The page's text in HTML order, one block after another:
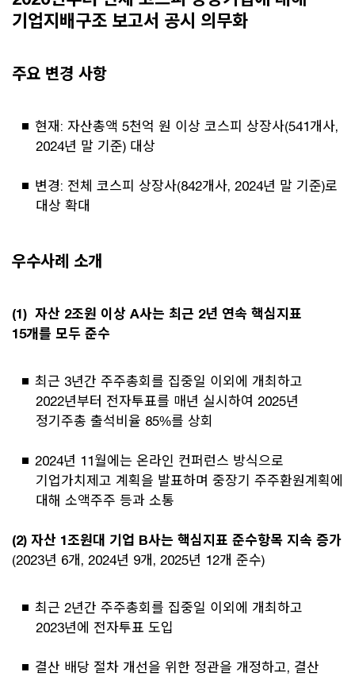
기업지배구조 보고서 공시 의무화
주요 변경 사항
현재: 자산총액 5천억 원 이상 코스피 상장사(541개사,
2024년 말 기준) 대상
변경: 전체 코스피 상장사(842개사, 2024년 말 기준)로
대상 확대
우수사례 소개
(1) 자산 2조원 이상 A사는 최근 2년 연속 핵심지표
15개를 모두 준수
최근 3년간 주주총회를 집중일 이외에 개최하고
2022년부터 전자투표를 매년 실시하여 2025년
정기주총 출석비율 85%를 상회
2024년 11월에는 온라인 컨퍼런스 방식으로
기업가치제고 계획을 발표하며 중장기 주주환원계획에
대해 소액주주 등과 소통
(2) 자산 1조원대 기업 B사는 핵심지표 준수항목 지속 증가
(2023년 6개, 2024년 9개, 2025년 12개 준수)
최근 2년간 주주총회를 집중일 이외에 개최하고
2023년에 전자투표 도입
결산 배당 절차 개선을 위한 정관을 개정하고, 결산